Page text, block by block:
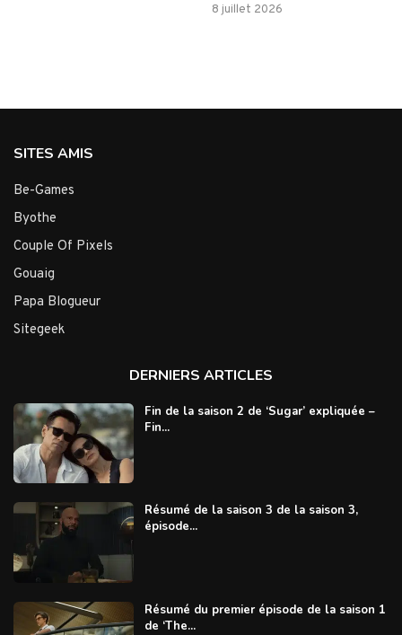
8 juillet 2026
SITES AMIS
Be-Games
Byothe
Couple Of Pixels
Gouaig
Papa Blogueur
Sitegeek
DERNIERS ARTICLES
Fin de la saison 2 de ‘Sugar’ expliquée –
Fin...
Résumé de la saison 3 de la saison 3,
épisode...
Résumé du premier épisode de la saison 1
de ‘The...